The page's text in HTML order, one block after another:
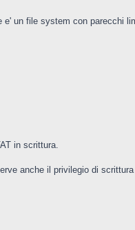
e' un file system con parecchi
in scrittura.
anche il privilegio di